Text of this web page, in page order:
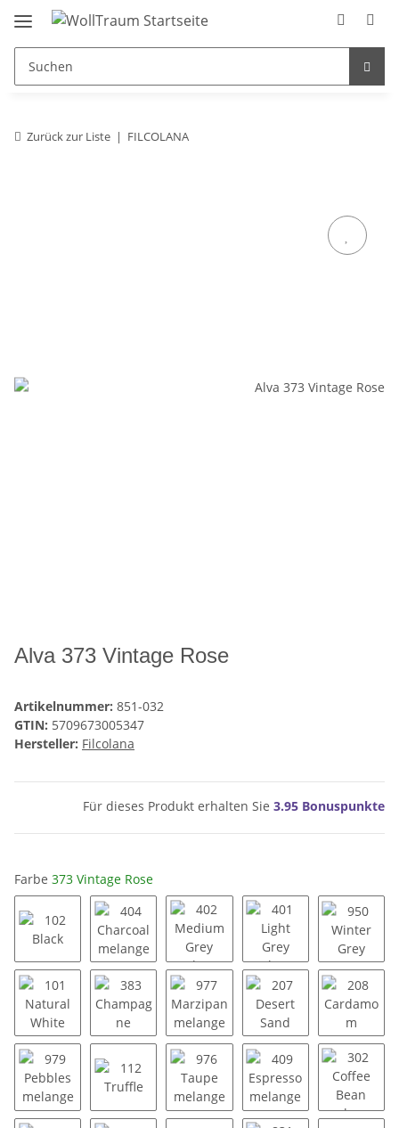
Zurück zur Liste FILCOLANA
Alva 373 Vintage Rose
Artikelnummer: 851-032
GTIN: 5709673005347
Hersteller: Filcolana
Für dieses Produkt erhalten Sie 3.95 Bonuspunkte
Farbe 373 Vintage Rose
102 Black 404 Charcoal melange402 Medium Grey melange
401 Light Grey950
101 Natural White383 Champagne977 Marzipan melange
207 Desert Sand
208
979 Pebbles melange
112 Truffle 976 Taupe melange409 Espresso302